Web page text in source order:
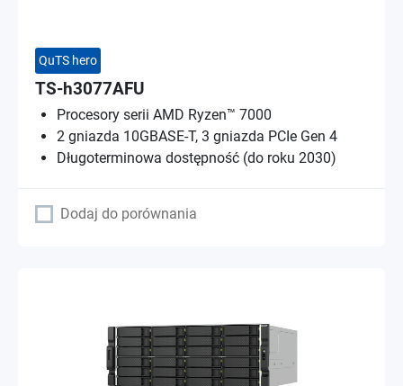
QuTS hero
TS-h3077AFU
Procesory serii AMD Ryzen™ 7000
2 gniazda 10GBASE-T, 3 gniazda PCIe Gen 4
Długoterminowa dostępność (do roku 2030)
Dodaj do porównania